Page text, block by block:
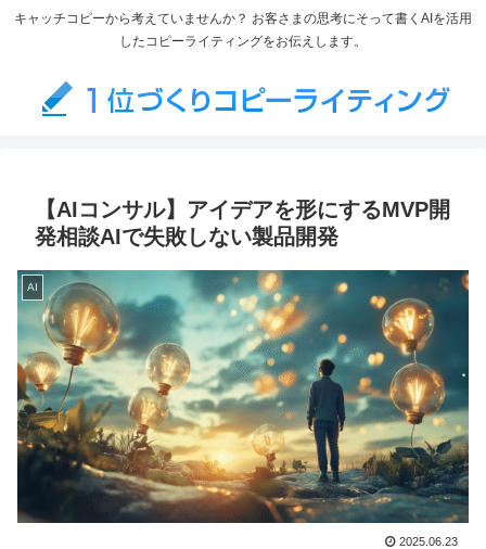
キャッチコピーから考えていませんか？ お客さまの思考にそって書くAIを活用
したコピーライティングをお伝えします。
【AIコンサル】アイデアを形にするMVP開
発相談AIで失敗しない製品開発
AI
2025.06.23